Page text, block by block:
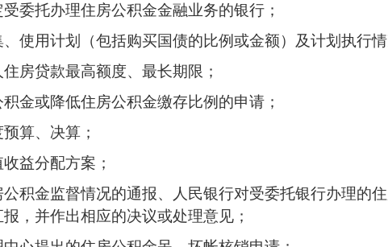
委托办理住房公积金金融业务的银行；
使用计划（包括购买国债的比例或金额）及计划执行情
房贷款最高额度、最长期限；
金或降低住房公积金缴存比例的申请；
算、决算；
益分配方案；
积金监督情况的通报、人民银行对受委托银行办理的
，并作出相应的决议或处理意见；